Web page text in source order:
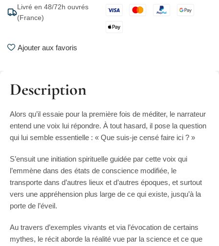
Livré en 48/72h ouvrés
(France)
Ajouter aux favoris
Description
Alors qu’il essaie pour la première fois de méditer, le narrateur
entend une voix lui répondre. À tout hasard, il pose la question
qui lui semble essentielle : « Que suis-je censé faire ici ? »
S’ensuit une initiation spirituelle guidée par cette voix qui
l’emmène dans des états de conscience modifiée, le
transporte dans d’autres lieux et d’autres époques, et surtout
vers une appréhension plus large de ce qui existe, jusqu’à la
porte de l’éveil.
Au travers d’exemples vivants et via l’évocation de certains
mythes, le récit aborde la réalité vue par la science et ce que